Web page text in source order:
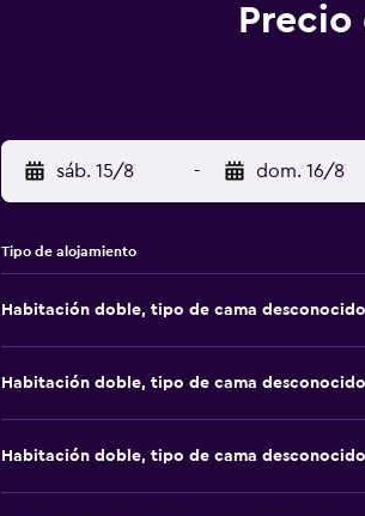
Precio
sáb. 15/8 - dom. 16/8
Tipo de alojamiento
Habitación doble, tipo de cama desconocido
Habitación doble, tipo de cama desconocido
Habitación doble, tipo de cama desconocido